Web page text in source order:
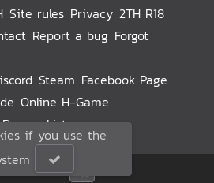
Site rules Privacy 2TH R18
Report a bug Forgot
Steam Facebook Page
Online H-Game
Donors List
🥚2026
if you use the